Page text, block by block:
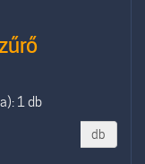
1 db
db